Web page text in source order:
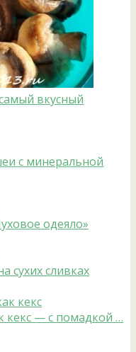
вкусный
с минеральной
одеяло»
сухих сливках
кекс — с помадкой …